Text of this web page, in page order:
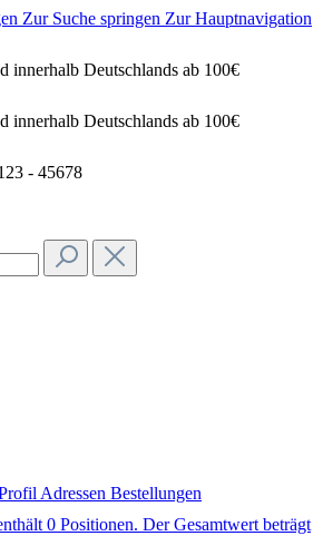
Zur Suche springen Zur Hauptnavigation
innerhalb Deutschlands ab 100€
innerhalb Deutschlands ab 100€
- 45678
Adressen Bestellungen
0 Positionen. Der Gesamtwert beträgt